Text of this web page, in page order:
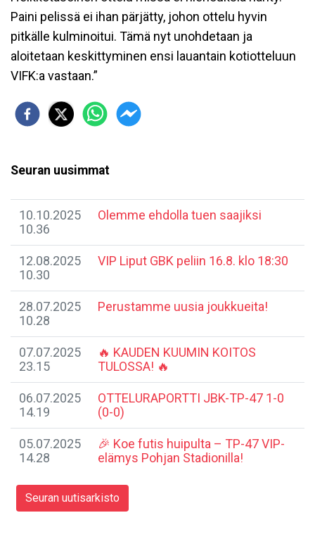
Paini pelissä ei ihan pärjätty, johon ottelu hyvin
pitkälle kulminoitui. Tämä nyt unohdetaan ja
aloitetaan keskittyminen ensi lauantain kotiotteluun
VIFK:a vastaan.”
Seuran uusimmat
10.10.2025
10.36
Olemme ehdolla tuen saajiksi
12.08.2025
10.30
VIP Liput GBK peliin 16.8. klo 18:30
28.07.2025
10.28
Perustamme uusia joukkueita!
07.07.2025
23.15
🔥 KAUDEN KUUMIN KOITOS
TULOSSA! 🔥
06.07.2025
14.19
​OTTELURAPORTTI JBK-TP-47 1-0
(0-0)
05.07.2025
14.28
🎉 Koe futis huipulta – TP-47 VIP-
elämys Pohjan Stadionilla!
Seuran uutisarkisto